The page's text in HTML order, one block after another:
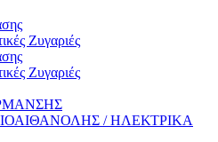
Ζυγαριές
Ζυγαριές
/ ΗΛΕΚΤΡΙΚΑ